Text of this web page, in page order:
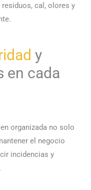
cal, olores y
y
en cada
organizada no solo
el negocio
incidencias y